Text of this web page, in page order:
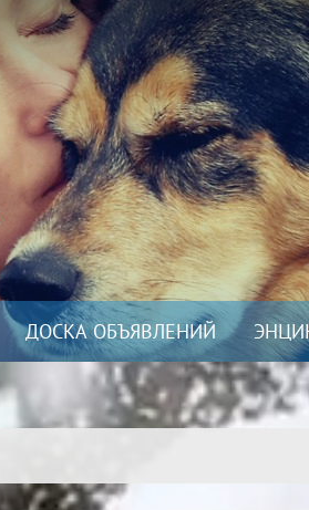
ДОСКА ОБЪЯВЛЕНИЙ